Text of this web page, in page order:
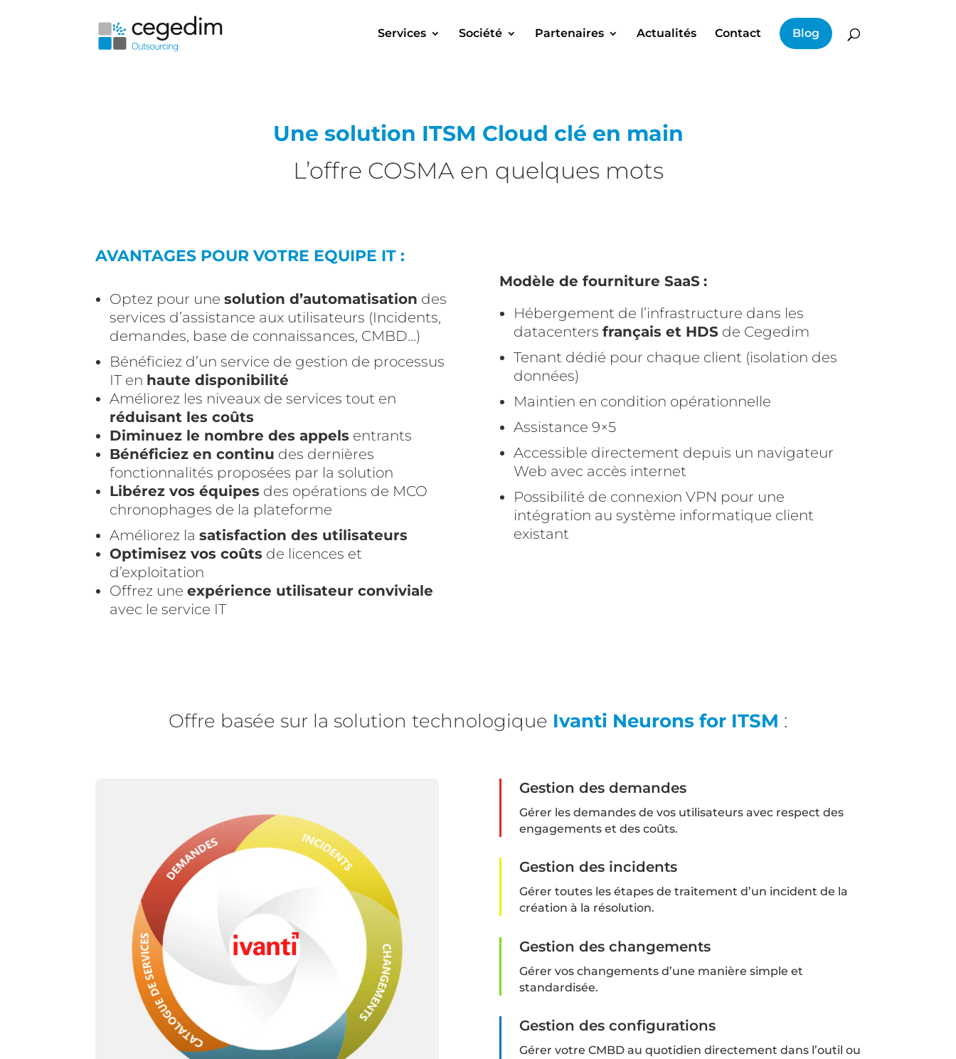
Services Société Partenaires Actualités Contact Blog
Une solution ITSM Cloud clé en main
L’offre COSMA en quelques mots
AVANTAGES POUR VOTRE EQUIPE IT :
Optez pour unesolution d’automatisation des
services d’assistance aux utilisateurs (Incidents,
demandes, base de connaissances, CMBD…)
Bénéficiez d’un service de gestion de processus
IT en haute disponibilité
Améliorez les niveaux de services tout en
réduisant les coûts
Diminuez le nombre des appels entrants
Bénéficiez en continu des dernières
fonctionnalités proposées par la solution
Libérez vos équipes des opérations de MCO
chronophages de la plateforme
Améliorez lasatisfaction des utilisateurs
Optimisez vos coûts de licences et
d’exploitation
Offrez uneexpérience utilisateur conviviale
avec le service IT
Modèle de fourniture SaaS :
Hébergement de l’infrastructure dans les
datacenters français et HDSde Cegedim
Tenant dédié pour chaque client (isolation des
données)
Maintien en condition opérationnelle
Assistance 9×5
Accessible directement depuis un navigateur
Web avec accès internet
Possibilité de connexion VPN pour une
intégration au système informatique client
existant
Offre basée sur la solution technologique Ivanti Neurons for ITSM :
Gestion des demandes
Gérer les demandes de vos utilisateurs avec respect des
engagements et des coûts.
Gestion des incidents
Gérer toutes les étapes de traitement d’un incident de la
création à la résolution.
Gestion des changements
Gérer vos changements d’une manière simple et
standardisée.
Gestion des configurations
Gérer votre CMBD au quotidien directement dans l’outil ou